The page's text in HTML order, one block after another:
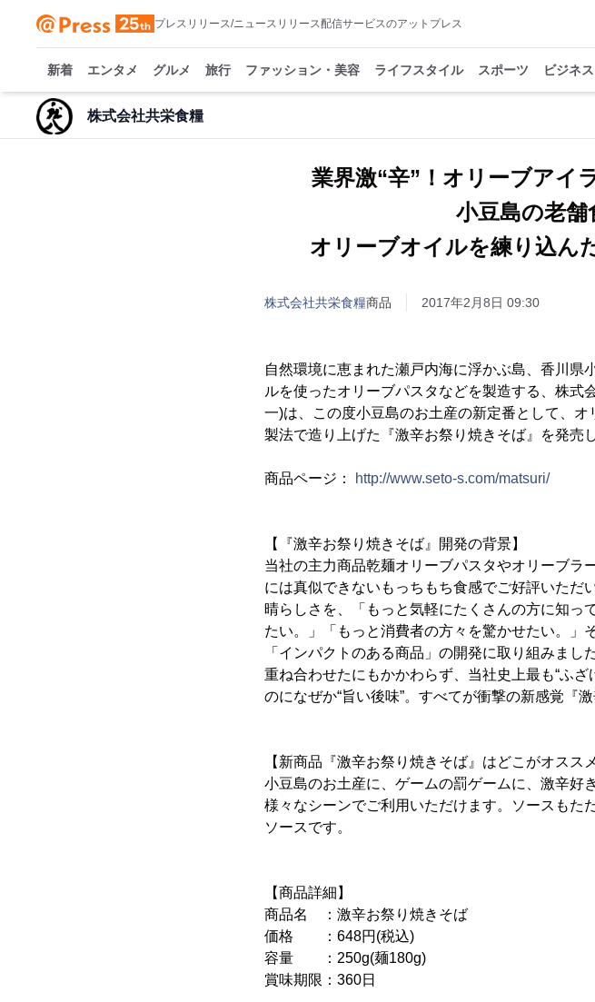
プレスリリース/ニュースリリース配信サービスのアットプレス
新着 エンタメ グルメ 旅行 ファッション・美容 ライフスタイル スポーツ ビジネス
株式会社共栄食糧
業界激“辛”！オリーブアイ
小豆島の老舗
オリーブオイルを練り込ん
株式会社共栄食糧商品 2017年2月8日 09:30
自然環境に恵まれた瀬戸内海に浮かぶ島、香川県
ルを使ったオリーブパスタなどを製造する、株式
一)は、この度小豆島のお土産の新定番として、
製法で造り上げた『激辛お祭り焼きそば』を発売
商品ページ： http://www.seto-s.com/matsuri/
【『激辛お祭り焼きそば』開発の背景】
当社の主力商品乾麺オリーブパスタやオリーブラ
には真似できないもっちもち食感でご好評いただ
晴らしさを、「もっと気軽にたくさんの方に知っ
たい。」「もっと消費者の方々を驚かせたい。」
「インパクトのある商品」の開発に取り組みま
重ね合わせたにもかかわらず、当社史上最も“ふ
のになぜか“旨い後味”。すべてが衝撃の新感覚『
【新商品『激辛お祭り焼きそば』はどこがオスス
小豆島のお土産に、ゲームの罰ゲームに、激辛好
様々なシーンでご利用いただけます。ソースもた
ソースです。
【商品詳細】
商品名 ：激辛お祭り焼きそば
価格 ：648円(税込)
容量 ：250g(麺180g)
賞味期限：360日